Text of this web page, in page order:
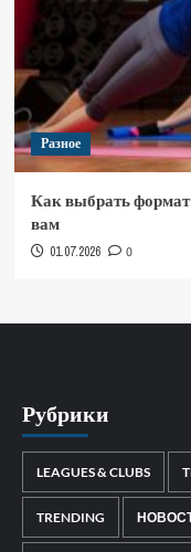
Разное
Как выбрать
вам
01.07.2026 0
Рубрики
LEAGUES & CLUBS
TRENDING